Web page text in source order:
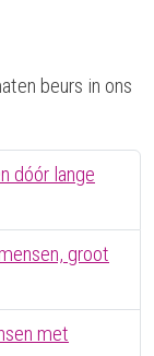
beurs in ons
dóór lange
groot
met